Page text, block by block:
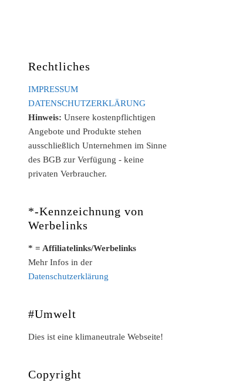
Rechtliches
IMPRESSUM
DATENSCHUTZERKLÄRUNG
Hinweis: Unsere kostenpflichtigen
Angebote und Produkte stehen
ausschließlich Unternehmen im Sinne
des BGB zur Verfügung - keine
privaten Verbraucher.
*-Kennzeichnung von
Werbelinks
* = Affiliatelinks/Werbelinks
Mehr Infos in der
Datenschutzerklärung
#Umwelt
Dies ist eine klimaneutrale Webseite!
Copyright